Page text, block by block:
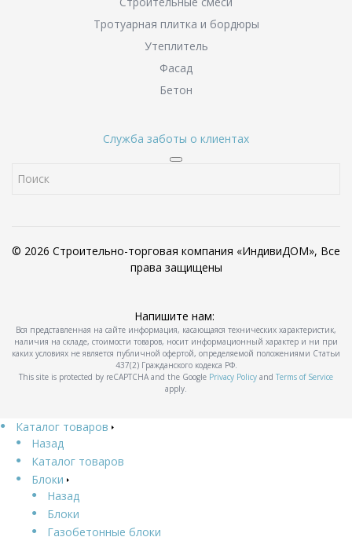
Тротуарная плитка и бордюры
Утеплитель
Фасад
Бетон
Служба заботы о клиентах
© 2026 Строительно-торговая компания «ИндивиДОМ», Все
права защищены
Напишите нам:
Вся представленная на сайте информация, касающаяся технических характеристик,
наличия на складе, стоимости товаров, носит информационный характер и ни при
каких условиях не является публичной офертой, определяемой положениями Статьи
437(2) Гражданского кодекса РФ.
This site is protected by reCAPTCHA and the Google Privacy Policy and Terms of Service
apply.
Каталог товаров
Назад
Каталог товаров
Блоки
Назад
Блоки
Газобетонные блоки